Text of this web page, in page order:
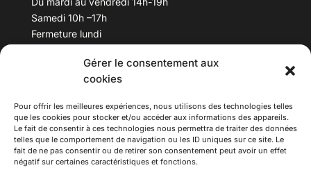
Gérer le consentement aux
cookies
Pour offrir les meilleures expériences, nous utilisons des technologies telles
que les cookies pour stocker et/ou accéder aux informations des appareils.
Le fait de consentir à ces technologies nous permettra de traiter des données
telles que le comportement de navigation ou les ID uniques sur ce site. Le
fait de ne pas consentir ou de retirer son consentement peut avoir un effet
négatif sur certaines caractéristiques et fonctions.
Samedi 10h –17h
Fermeture lundi
Téléphone : 04 78 53 06 40
maisondesculturesasiatiques@asiexpo.com